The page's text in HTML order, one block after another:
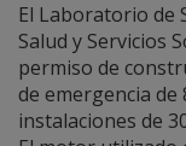
El Laboratorio de
Salud y Servicios
permiso de
de emergencia de
instalaciones de